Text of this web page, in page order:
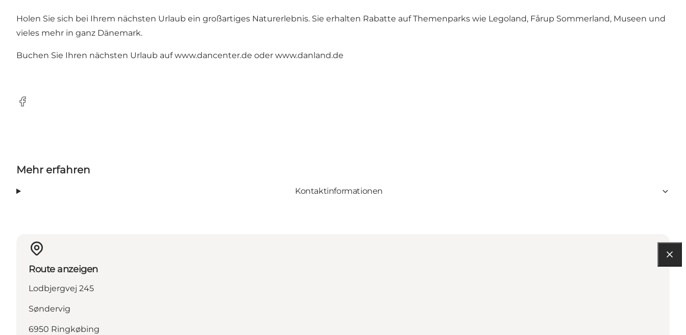
Holen Sie sich bei Ihrem nächsten Urlaub ein großartiges Naturerlebnis. Sie erhalten Rabatte auf Themenparks wie Legoland, Fårup Sommerland, Museen und
vieles mehr in ganz Dänemark.
Buchen Sie Ihren nächsten Urlaub aufwww.dancenter.de oder www.danland.de
Facebook
Mehr erfahren
Kontaktinformationen
Route anzeigen
Lodbjergvej 245
Søndervig
6950 Ringkøbing